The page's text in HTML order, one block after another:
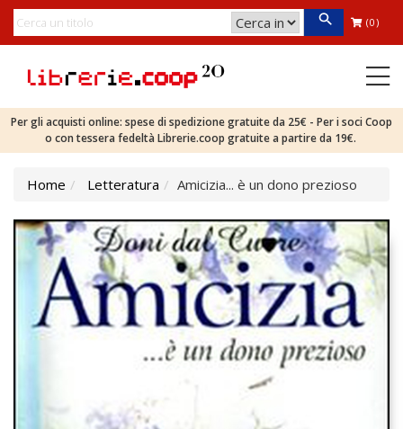
(0)
Per gli acquisti online: spese di spedizione gratuite da 25€ - Per i soci Coop
o con tessera fedeltà Librerie.coop gratuite a partire da 19€.
Home Letteratura Amicizia... è un dono prezioso